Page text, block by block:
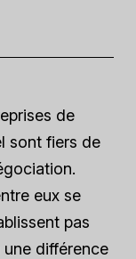
de
sont fiers de
eux se
pas
différence